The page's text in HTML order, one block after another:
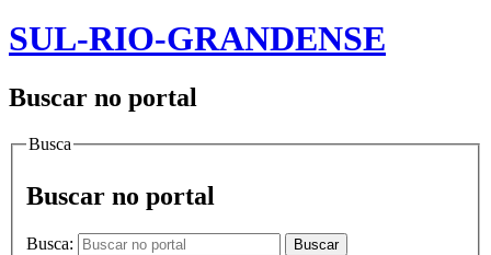
SUL-RIO-GRANDENSE
Buscar no portal
Busca
Buscar no portal
Busca: Buscar